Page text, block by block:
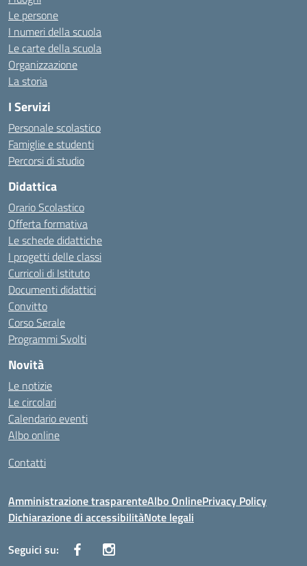
Le persone
I numeri della scuola
Le carte della scuola
Organizzazione
La storia
I Servizi
Personale scolastico
Famiglie e studenti
Percorsi di studio
Didattica
Orario Scolastico
Offerta formativa
Le schede didattiche
I progetti delle classi
Curricoli di Istituto
Documenti didattici
Convitto
Corso Serale
Programmi Svolti
Novità
Le notizie
Le circolari
Calendario eventi
Albo online
Contatti
Amministrazione trasparenteAlbo OnlinePrivacy Policy
Dichiarazione di accessibilitàNote legali
Seguici su: